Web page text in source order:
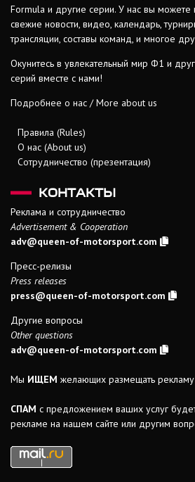
Formula и другие серии. У нас вы можете
свежие новости, видео, календарь,
трансляции, составы команд, и многое
Окунитесь в увлекательный мир Ф1 и
серий вместе с нами!
Подробнее о нас / More about us
Правила (Rules)
О нас (About us)
Сотрудничество (презентация)
КОНТАКТЫ
Реклама и сотрудничество
Advertisement & Cooperation
adv@queen-of-motorsport.com
Пресс-релизы
Press releases
press@queen-of-motorsport.com
Другие вопросы
Other questions
adv@queen-of-motorsport.com
Мы ИЩЕМ желающих размещать
СПАМ с предложением ваших услуг
рекламе на нашем сайте или другим